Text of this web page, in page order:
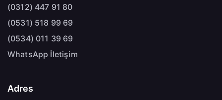
(0312) 447 91 80
(0531) 518 99 69
(0534) 011 39 69
WhatsApp İletişim
Adres